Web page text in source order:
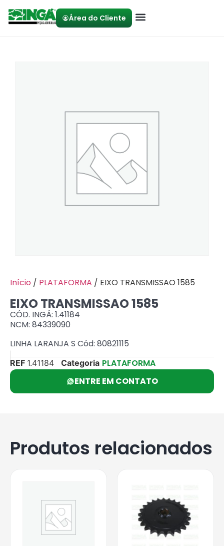
Área do Cliente
Início / PLATAFORMA / EIXO TRANSMISSAO 1585
EIXO TRANSMISSAO 1585
CÓD. INGÁ: 1.41184
NCM: 84339090
LINHA LARANJA S Cód: 80821115
REF 1.41184 Categoria PLATAFORMA
ENTRE EM CONTATO
Produtos relacionados